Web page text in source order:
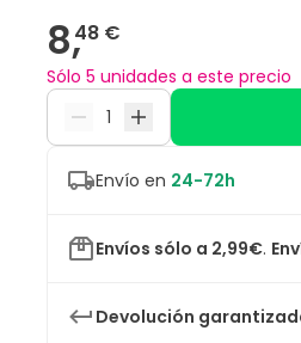
8,48 €
Sólo 5 unidades a este precio
Envío en 24-72h
Envíos sólo a 2,99€.
Devolución